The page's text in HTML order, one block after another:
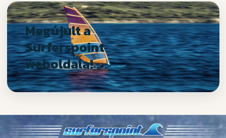
Megújult a
Surferspoint
weboldala!